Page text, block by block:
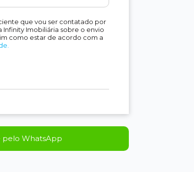
que vou ser contatado por
Imobiliária sobre o envio
como estar de acordo com a
pelo WhatsApp